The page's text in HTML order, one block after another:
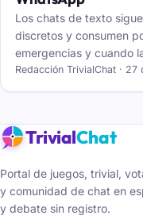
Los chats de texto
discretos y consumen
emergencias y cuando
Redacción TrivialChat ·
TrivialChat
Portal de juegos, trivial,
y comunidad de chat en
y debate sin registro.